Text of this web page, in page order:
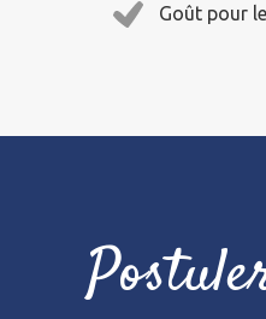
Goût pour